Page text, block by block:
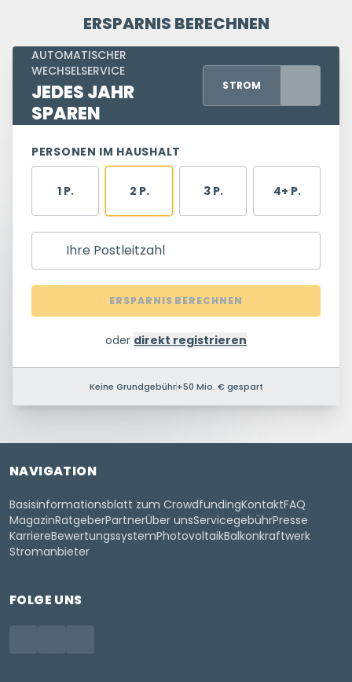
ERSPARNIS BERECHNEN
AUTOMATISCHER
WECHSELSERVICE
JEDES JAHR
SPAREN
STROM
PERSONEN IM HAUSHALT
1 P. 2 P. 3 P. 4+ P.
Ihre Postleitzahl
ERSPARNIS BERECHNEN
oder direkt registrieren
Keine Grundgebühr+50 Mio. € gespart
NAVIGATION
Basisinformationsblatt zum CrowdfundingKontaktFAQ
MagazinRatgeberPartnerÜber unsServicegebührPresse
KarriereBewertungssystemPhotovoltaikBalkonkraftwerk
Stromanbieter
FOLGE UNS